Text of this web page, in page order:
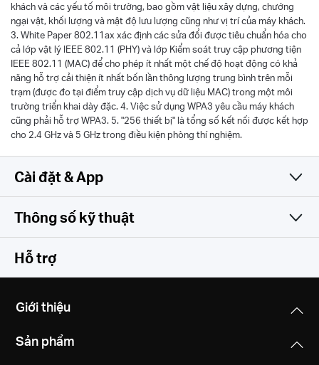
khách và các yếu tố môi trường, bao gồm vật liệu xây dựng, chướng
ngại vật, khối lượng và mật độ lưu lượng cũng như vị trí của máy khách.
3. White Paper 802.11ax xác định các sửa đổi được tiêu chuẩn hóa cho
cả lớp vật lý IEEE 802.11 (PHY) và lớp Kiểm soát truy cập phương tiện
IEEE 802.11 (MAC) để cho phép ít nhất một chế độ hoạt động có khả
năng hỗ trợ cải thiện ít nhất bốn lần thông lượng trung bình trên mỗi
trạm (được đo tại điểm truy cập dịch vụ dữ liệu MAC) trong một môi
trường triển khai dày đặc. 4. Việc sử dụng WPA3 yêu cầu máy khách
cũng phải hỗ trợ WPA3. 5. "256 thiết bị" là tổng số kết nối được kết hợp
cho 2.4 GHz và 5 GHz trong điều kiện phòng thí nghiệm.
Cài đặt & App
Đơn giản và đa tính năng
Thông số kỹ thuật
Thông số không dây
Tương thích với WiFi chuẩn 802.11ax/ac/a/b/g/n
Tốc độ Wi-Fi
IP Động/ IP Tĩnh/ PPPoE/L2TP/PPTP
Khác
Hỗ trợ
Giới thiệu
Sản phẩm